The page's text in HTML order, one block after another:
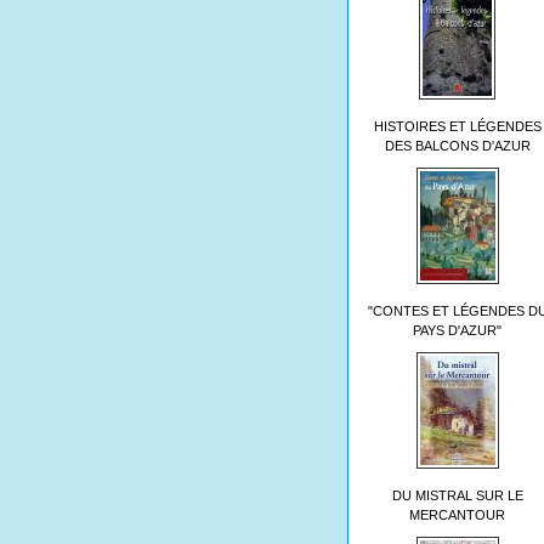
HISTOIRES ET LÉGENDES
DES BALCONS D'AZUR
"CONTES ET LÉGENDES
PAYS D'AZUR"
DU MISTRAL SUR LE
MERCANTOUR